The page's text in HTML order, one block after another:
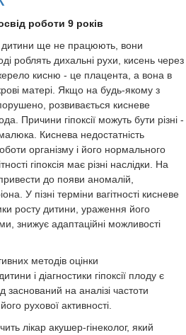
роботи 9 років
дитини ще не працюють, вони
роблять дихальні рухи, кисень через
кисню - це плацента, а вона в
матері. Якщо на будь-якому з
розвивається кисневе
Причини гіпоксії можуть бути різні -
Киснева недостатність
організму і його нормального
гіпоксія має різні наслідки. На
до появи аномалій,
У пізні терміни вагітності кисневе
росту дитини, ураження його
знижує адаптаційні можливості
методів оцінки
і діагностики гіпоксії плоду є
заснований на аналізі частоти
рухової активності.
лікар акушер-гінеколог, який